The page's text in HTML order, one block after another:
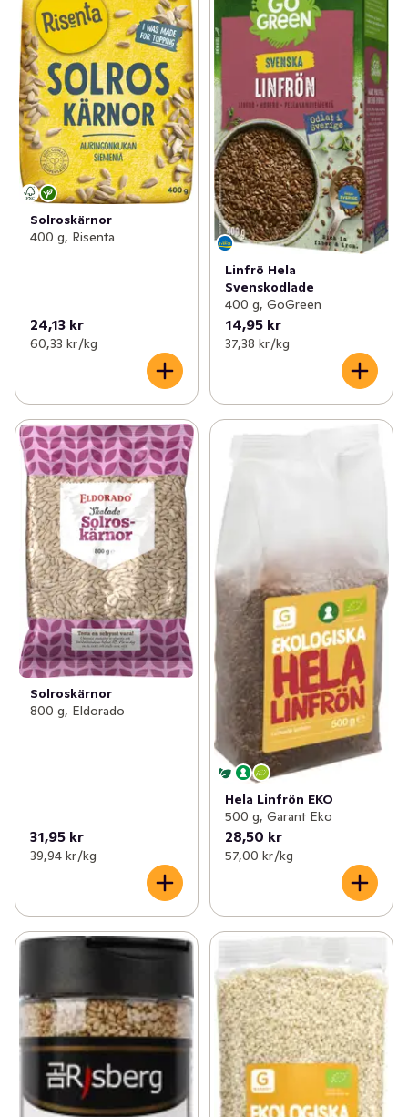
Solroskärnor
400 g, Risenta
24,13 kr
60,33 kr /kg
Linfrö Hela
Svenskodlade
400 g, GoGreen
14,95 kr
37,38 kr /kg
Solroskärnor
800 g, Eldorado
31,95 kr
39,94 kr /kg
Hela Linfrön EKO
500 g, Garant Eko
28,50 kr
57,00 kr /kg